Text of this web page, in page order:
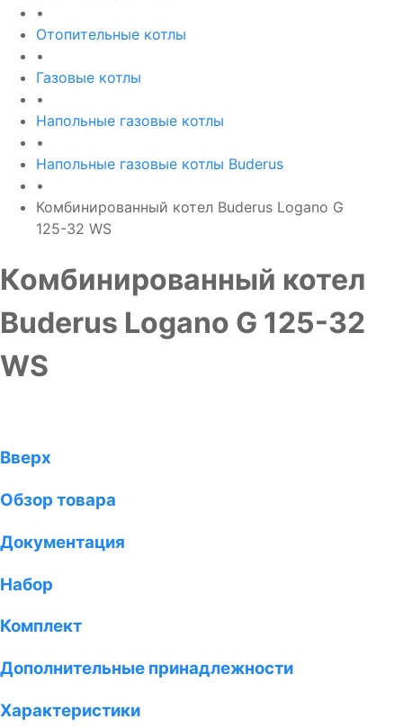
•
Отопительные котлы
•
Газовые котлы
•
Напольные газовые котлы
•
Напольные газовые котлы Buderus
•
Комбинированный котел Buderus Logano G
125-32 WS
Комбинированный котел
Buderus Logano G 125-32
WS
Вверх
Обзор товара
Документация
Набор
Комплект
Дополнительные принадлежности
Характеристики